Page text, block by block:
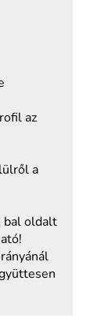
az
a
bal oldalt